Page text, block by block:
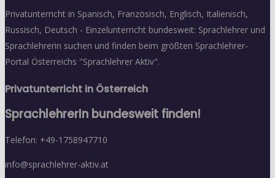
Privatunterricht in Spanisch, Französisch, Englisch, Italienisch,
Russisch, Deutsch - Einzelunterricht bundesweit: Sprachlehrer und
Sprachlehrerin suchen und finden beim größten Sprachlehrer-
Portal Österreichs "Sprachlehrer Aktiv".
Privatunterricht in Österreich
SprachlehrerIn bundesweit finden!
Telefon: +49-1758947710
info@sprachlehrer-aktiv.at